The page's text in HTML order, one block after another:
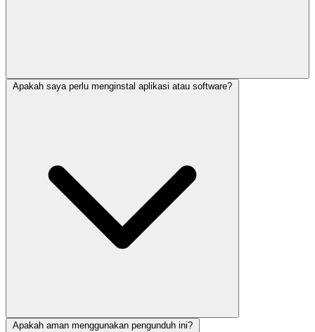
Apakah saya perlu menginstal aplikasi atau software?
Apakah aman menggunakan pengunduh ini?